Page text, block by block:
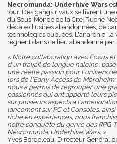
Necromunda: Underhive Wars
tour. Des gangs rivaux se livrent
du Sous-Monde de la Cité-Ruche
dédale d'usines abandonnées, de
technologies oubliées. L'anarchie,
règnent dans ce lieu abandonné par
« Notre collaboration avec Focus
d'un travail de longue haleine,
une réelle passion pour l'univers
lors de l'Early Access de
nous a permis de regrouper une
passionnés qui ont apporté leurs
sur plusieurs aspects à
lancement sur PC et Consoles,
riche en expériences, nous
notre conquête du genre des RPG-
Necromunda: Underhive Wars. »
Yves Bordeleau, Directeur Général